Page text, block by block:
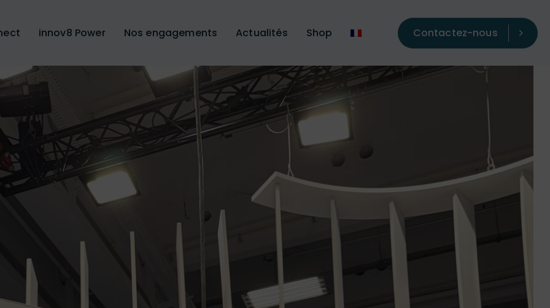
innov8 Power Nos engagements Actualités Shop Contactez-nous